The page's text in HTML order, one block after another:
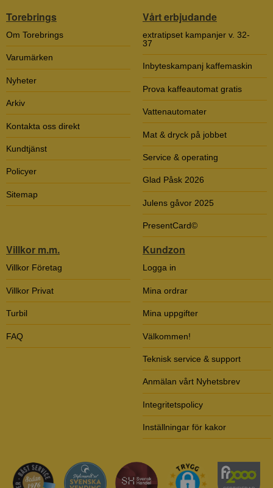
Torebrings
Om Torebrings
Varumärken
Nyheter
Arkiv
Kontakta oss direkt
Kundtjänst
Policyer
Sitemap
Vårt erbjudande
extratipset kampanjer v. 32-
37
Inbyteskampanj kaffemaskin
Prova kaffeautomat gratis
Vattenautomater
Mat & dryck på jobbet
Service & operating
Glad Påsk 2026
Julens gåvor 2025
PresentCard©
Villkor m.m.
Villkor Företag
Villkor Privat
Turbil
FAQ
Kundzon
Logga in
Mina ordrar
Mina uppgifter
Välkommen!
Teknisk service & support
Anmälan vårt Nyhetsbrev
Integritetspolicy
Inställningar för kakor